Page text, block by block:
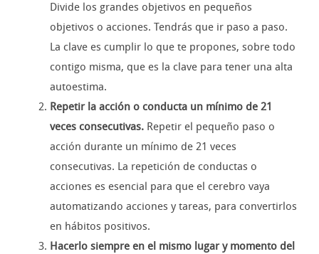
Divide los grandes objetivos en pequeños
objetivos o acciones. Tendrás que ir paso a paso.
La clave es cumplir lo que te propones, sobre todo
contigo misma, que es la clave para tener una alta
autoestima.
Repetir la acción o conducta un mínimo de 21
veces consecutivas. Repetir el pequeño paso o
acción durante un mínimo de 21 veces
consecutivas. La repetición de conductas o
acciones es esencial para que el cerebro vaya
automatizando acciones y tareas, para convertirlos
en hábitos positivos.
Hacerlo siempre en el mismo lugar y momento del